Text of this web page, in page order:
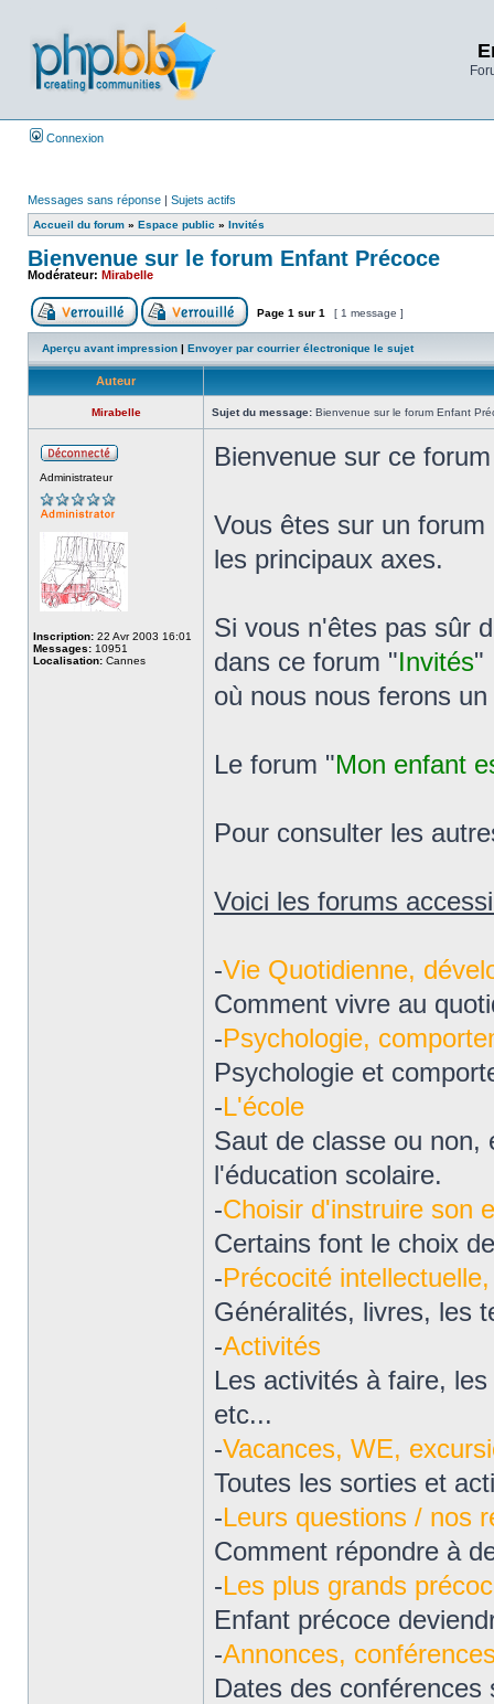
Connexion
Messages sans réponse | Sujets actifs
Accueil du forum » Espace public » Invités
Bienvenue sur le forum Enfant Précoce
Modérateur: Mirabelle
Page 1 sur 1 [ 1 message ]
Aperçu avant impression | Envoyer par courrier électronique le sujet
Auteur
Mirabelle Sujet du message: Bienvenue sur le forum Enfant
Administrateur
Inscription: 22 Avr 2003 16:01
Messages: 10951
Localisation: Cannes
Bienvenue sur ce
Vous êtes sur un
les principaux axes.
Si vous n'êtes pas sûr
dans ce forum "Invités"
où nous nous ferons
Le forum "Mon enfant
Pour consulter les
Voici les forums
-Vie Quotidienne,
Comment vivre au
-Psychologie,
Psychologie et
-L'école
Saut de classe ou non,
l'éducation scolaire.
-Choisir d'instruire son
Certains font le choix
-Précocité
Généralités, livres, les
-Activités
Les activités à faire,
etc...
-Vacances, WE,
Toutes les sorties et
-Leurs questions / nos
Comment répondre à
-Les plus grands
Enfant précoce
-Annonces,
Dates des